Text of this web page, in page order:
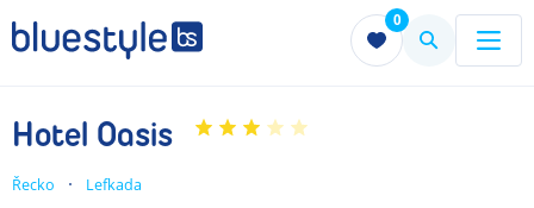
0
Menu Menu
Hotel Oasis
Řecko Lefkada